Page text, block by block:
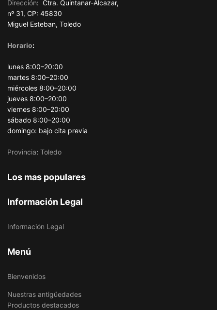
Dirección: Ctra. Quintanar-Alcazar,
nº 31, CP: 45830
Miguel Esteban, Toledo
Horario:
lunes 8:00–20:00
martes 8:00–20:00
miércoles 8:00–20:00
jueves 8:00–20:00
viernes 8:00–20:00
sábado 8:00–20:00
domingo: bajo cita previa
Provincia: Toledo
Los mas populares
Información Legal
Información Legal
Menú
Bienvenidos
Nuestras antigüedades
Productos destacados